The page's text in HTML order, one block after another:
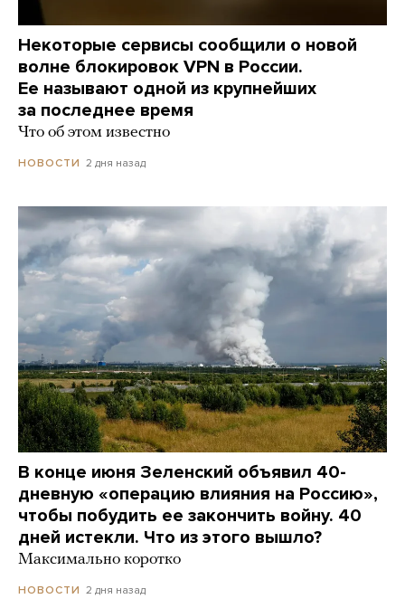
Некоторые сервисы сообщили о новой
волне блокировок VPN в России.
Ее называют одной из крупнейших
за последнее время
Что об этом известно
НОВОСТИ 2 дня назад
В конце июня Зеленский объявил 40-
дневную «операцию влияния на Россию»,
чтобы побудить ее закончить войну. 40
дней истекли. Что из этого вышло?
Максимально коротко
НОВОСТИ 2 дня назад